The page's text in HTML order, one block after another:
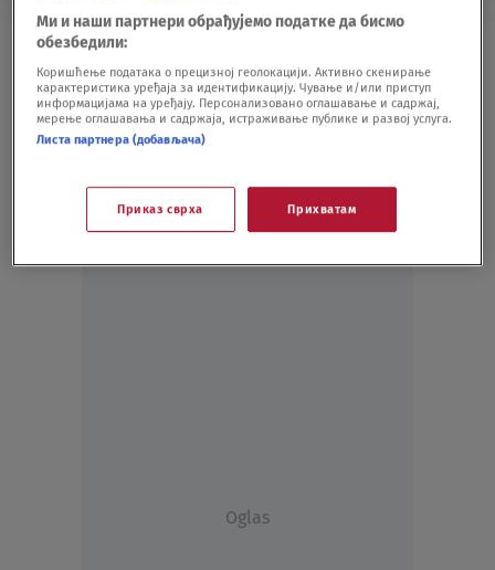
da ih pogledate
SHOWBIZ 24.04.20.
Oglas
Ми и наши партнери обрађујемо податке да бисмо
обезбедили:
Коришћење података о прецизној геолокацији. Активно скенирање
карактеристика уређаја за идентификацију. Чување и/или приступ
информацијама на уређају. Персонализовано оглашавање и садржај,
мерење оглашавања и садржаја, истраживање публике и развој услуга.
Листа партнера (добављача)
Приказ сврха Прихватам